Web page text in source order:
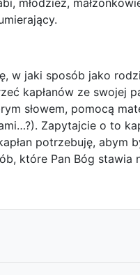
młodzież,
w jaki sposób jako
kapłanów ze swojej
słowem, pomocą
Zapytajcie o to
potrzebuję, abym
które Pan Bóg stawia